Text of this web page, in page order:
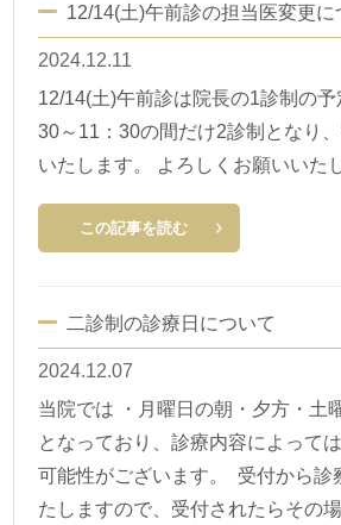
12/14(土)午前診の担当医変更に
2024.12.11
12/14(土)午前診は院長の1診制の予
30～11：30の間だけ2診制となり
いたします。 よろしくお願いいた
この記事を読む
二診制の診療日について
2024.12.07
当院では ・月曜日の朝・夕方・土
となっており、診療内容によって
可能性がございます。 受付から診
たしますので、受付されたらその